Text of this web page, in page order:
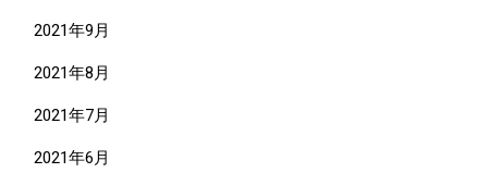
2021年9月
2021年8月
2021年7月
2021年6月